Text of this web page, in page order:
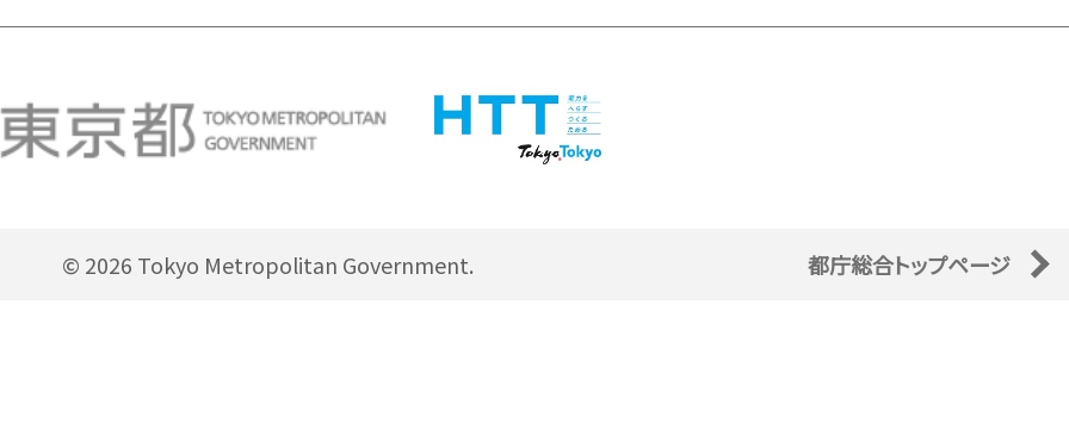
© 2026 Tokyo Metropolitan Government. 都庁総合トップページ